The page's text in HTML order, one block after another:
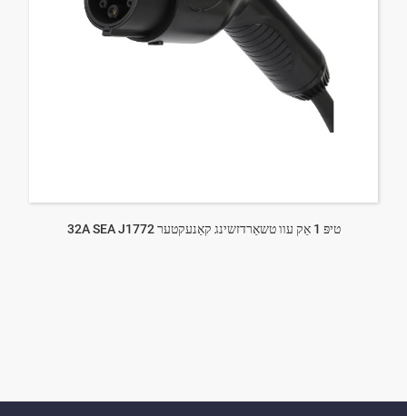
32A SEA J1772 טיפּ 1 אַק עוו טשאַרדזשינג קאַנעקטער